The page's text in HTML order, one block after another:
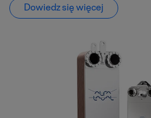
Dowiedz się więcej